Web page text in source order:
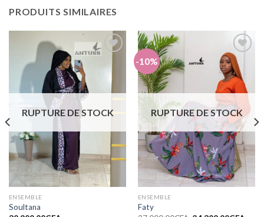
PRODUITS SIMILAIRES
Ajouter
souhaits
RUPTURE DE STOCK
ENSEMBLE
Soultana
-10%
Ajouter
à la liste
de
souhaits
RUPTURE DE STOCK
ENSEMBLE
Faty